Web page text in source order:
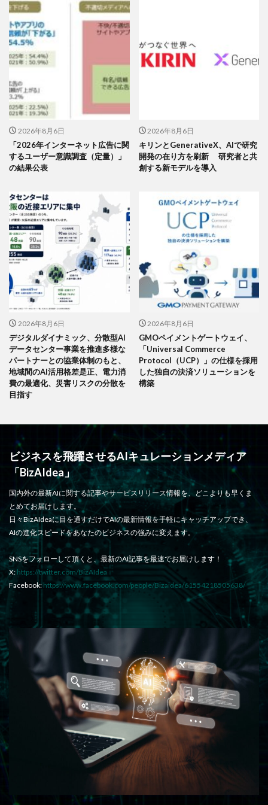
2026年8月6日
「2026年インターネット広告に関
するユーザー意識調査（定量）」
の結果公表
2026年8月6日
キリンとGenerativeX、AIで研究
開発の在り方を刷新 研究者と共
創する新モデルを導入
2026年8月6日
デジタルダイナミック、分散型AI
データセンター事業を推進多様な
パートナーとの協業体制のもと、
地域間のAI活用格差是正、電力消
費の最適化、災害リスクの分散を
目指す
2026年8月6日
GMOペイメントゲートウェイ、
「Universal Commerce
Protocol（UCP）」の仕様を採用
した独自の決済ソリューションを
構築
ビジネスを飛躍させるAIキュレーションメディア
「BizAIdea」
国内外の最新AIに関する記事やサービスリリース情報を、どこよりも早くま
とめてお届けします。
日々BizAIdeaに目を通すだけでAIの最新情報を手軽にキャッチアップでき、
AIの進化スピードをあなたのビジネスの強みに変えます。
SNSをフォローして頂くと、最新のAI記事を最速でお届けします！
X: https://twitter.com/BizAIdea
Facebook: https://www.facebook.com/people/Bizaidea/61554218505638/